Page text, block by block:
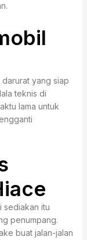
yang siap
teknis di
lama untuk
sediakan itu
penumpang.
buat jalan-jalan